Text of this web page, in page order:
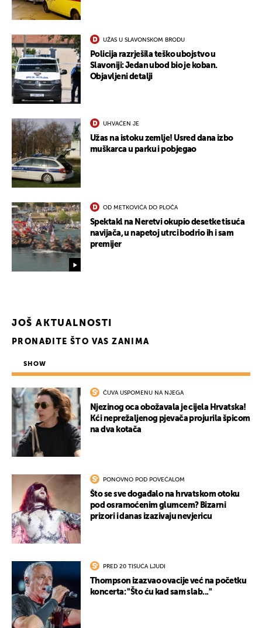
UŽAS U SLAVONSKOM BRODU
Policija razrješila teško ubojstvo u
Slavoniji: Jedan ubod bio je koban.
Objavljeni detalji
UHVAĆEN JE
Užas na istoku zemlje! Usred dana izbo
muškarca u parku i pobjegao
OD METKOVIĆA DO PLOČA
Spektakl na Neretvi okupio desetke tisuća
navijača, u napetoj utrci bodrio ih i sam
premijer
JOŠ AKTUALNOSTI
PRONAĐITE ŠTO VAS ZANIMA
SHOW
ČUVA USPOMENU NA NJEGA
Njezinog oca obožavala je cijela Hrvatska!
Kći neprežaljenog pjevača projurila špicom
na dva kotača
PONOVNO POD POVEĆALOM
Što se sve događalo na hrvatskom otoku
pod osramoćenim glumcem? Bizarni
prizori i danas izazivaju nevjericu
PRED 20 TISUĆA LJUDI
Thompson izazvao ovacije već na početku
koncerta: "Što ću kad sam slab..."
UKLJUČITE NOTIFIKACIJE